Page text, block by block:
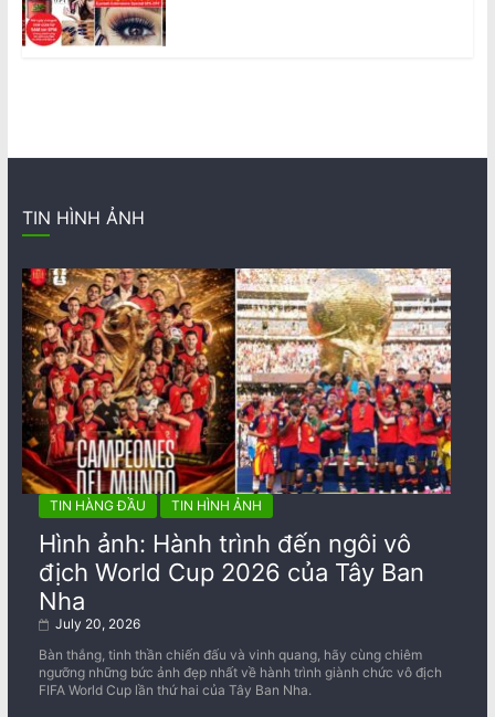
TIN HÌNH ẢNH
TIN HÀNG ĐẦU TIN HÌNH ẢNH
Hình ảnh: Hành trình đến ngôi vô
địch World Cup 2026 của Tây Ban
Nha
July 20, 2026
Bàn thắng, tinh thần chiến đấu và vinh quang, hãy cùng chiêm
ngưỡng những bức ảnh đẹp nhất về ​​hành trình giành chức vô địch
FIFA World Cup lần thứ hai của Tây Ban Nha.